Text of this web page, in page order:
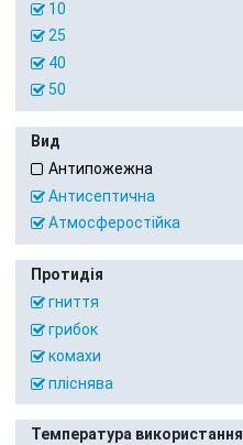
10
25
40
50
Вид
Антипожежна
Антисептична
Атмосферостійка
Протидія
гниття
грибок
комахи
пліснява
Температура використання